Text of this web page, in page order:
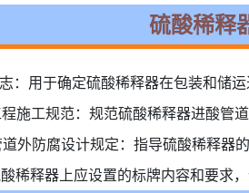
硫酸稀释
：用于确定硫酸稀释器在包装和储
施工规范：规范硫酸稀释器进酸管
外防腐设计规定：指导硫酸稀释器
稀释器上应设置的标牌内容和要求，